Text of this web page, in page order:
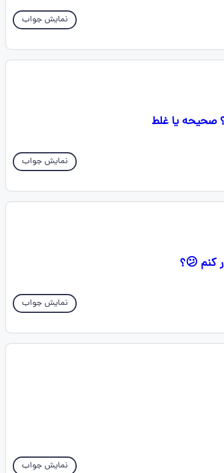
نمایش جواب
صحیحه یا غلط
نمایش جواب
کنم 😕؟
نمایش جواب
نمایش جواب